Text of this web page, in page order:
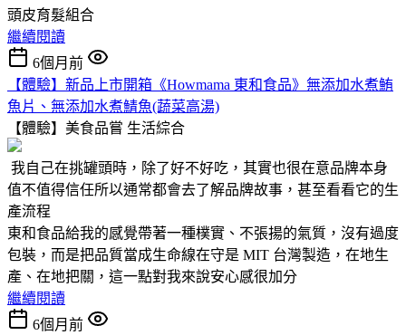
頭皮育髮組合
繼續閱讀
6個月前
【體驗】新品上市開箱《Howmama 東和食品》無添加水煮鮪
魚片、無添加水煮鯖魚(蔬菜高湯)
【體驗】美食品嘗 生活綜合
我自己在挑罐頭時，除了好不好吃，其實也很在意品牌本身
值不值得信任所以通常都會去了解品牌故事，甚至看看它的生
產流程
東和食品給我的感覺帶著一種樸實、不張揚的氣質，沒有過度
包裝，而是把品質當成生命線在守是 MIT 台灣製造，在地生
產、在地把關，這一點對我來說安心感很加分
繼續閱讀
6個月前